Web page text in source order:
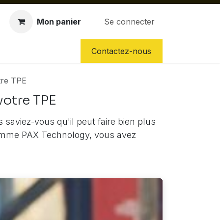
Mon panier Se connecter
NOS SERVICES
Contactez-nous
TPE
TPE
vous qu'il peut faire bien plus
PAX Technology, vous avez